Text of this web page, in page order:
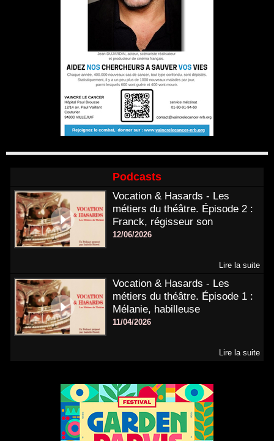
Podcasts
Vocation & Hasards - Les
métiers du théâtre. Épisode 2 :
Franck, régisseur son
12/06/2026
Lire la suite
Vocation & Hasards - Les
métiers du théâtre. Épisode 1 :
Mélanie, habilleuse
11/04/2026
Lire la suite